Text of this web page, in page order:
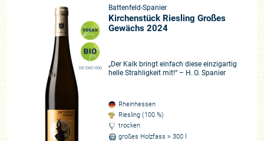
DE-ÖKO-006
Battenfeld-Spanier
Kirchenstück Riesling Großes
Gewächs 2024
„Der Kalk bringt einfach diese einzigartig
helle Strahligkeit mit!“ – H. O. Spanier
Rheinhessen
Riesling (100 %)
trocken
großes Holzfass > 300 l